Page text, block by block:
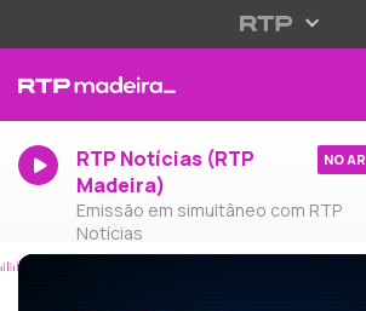
RTP Notícias (RTP
Madeira)
Emissão em simultâneo com RTP
Notícias
NO AR